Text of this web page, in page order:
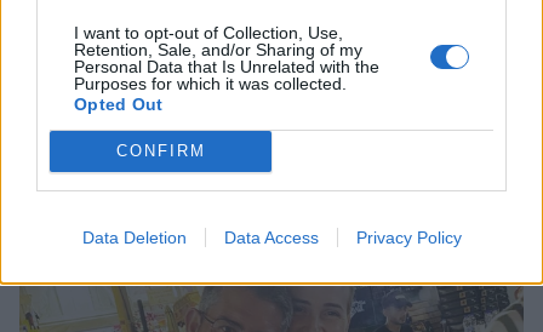
I want to opt-out of Collection, Use,
Retention, Sale, and/or Sharing of my
Personal Data that Is Unrelated with the
Purposes for which it was collected.
Opted Out
CONFIRM
Data Deletion Data Access Privacy Policy
Γρηγόρης Γκουντάρας: Το χιουμοριστικό
βίντεο και η συμβουλή στους παντρεμένους
CELEBRITIES